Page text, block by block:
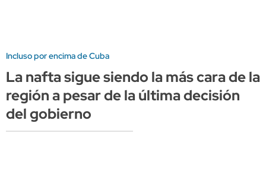
Incluso por encima de Cuba
La nafta sigue siendo la más cara de la
región a pesar de la última decisión
del gobierno